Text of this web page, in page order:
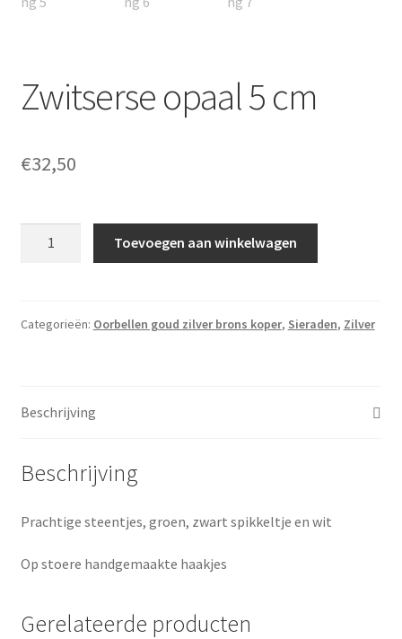
Zwitserse opaal 5 cm
€32,50
aantal
Toevoegen aan winkelwagen
Categorieën: Oorbellen goud zilver brons koper, Sieraden, Zilver
Beschrijving
Beschrijving
Prachtige steentjes, groen, zwart spikkeltje en wit
Op stoere handgemaakte haakjes
Gerelateerde producten